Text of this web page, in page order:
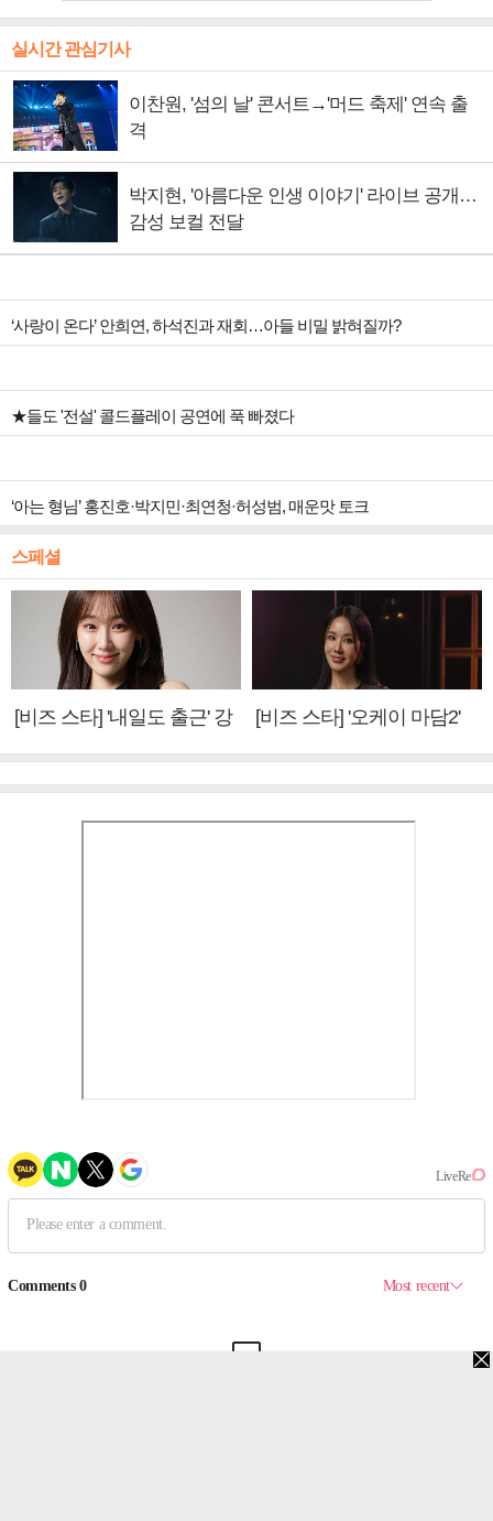
실시간 관심기사
이찬원, '섬의 날' 콘서트→'머드 축제' 연속 출
격
박지현, '아름다운 인생 이야기' 라이브 공개…
감성 보컬 전달
‘사랑이 온다’ 안희연, 하석진과 재회…아들 비밀 밝혀질까?
★들도 '전설' 콜드플레이 공연에 푹 빠졌다
‘아는 형님’ 홍진호·박지민·최연청·허성범, 매운맛 토크
스페셜
[비즈 스타] '내일도 출근' 강
[비즈 스타] '오케이 마담2'